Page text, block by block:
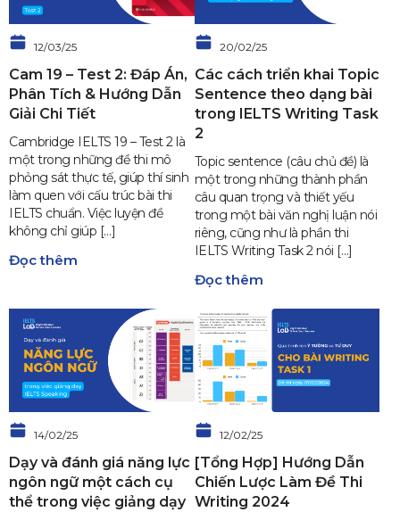
12/03/25
Cam 19 – Test 2: Đáp Án,
Phân Tích & Hướng Dẫn
Giải Chi Tiết
Cambridge IELTS 19 – Test 2 là
một trong những đề thi mô
phỏng sát thực tế, giúp thí sinh
làm quen với cấu trúc bài thi
IELTS chuẩn. Việc luyện đề
không chỉ giúp […]
Đọc thêm
20/02/25
Các cách triển khai Topic
Sentence theo dạng bài
trong IELTS Writing Task
2
Topic sentence (câu chủ đề) là
một trong những thành phần
câu quan trọng và thiết yếu
trong một bài văn nghị luận nói
riêng, cũng như là phần thi
IELTS Writing Task 2 nói […]
Đọc thêm
14/02/25
Dạy và đánh giá năng lực
ngôn ngữ một cách cụ
thể trong việc giảng dạy
12/02/25
[Tổng Hợp] Hướng Dẫn
Chiến Lược Làm Đề Thi
Writing 2024